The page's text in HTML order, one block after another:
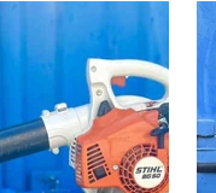
ビンテージ品